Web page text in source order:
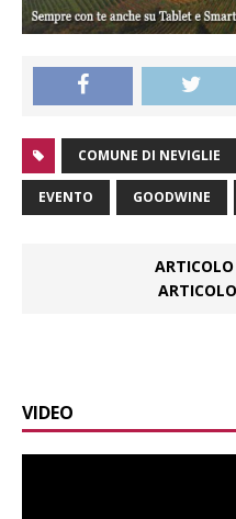
COMUNE DI NEVIGLIE
EVENTO GOODWINE
ARTICOLO
VIDEO